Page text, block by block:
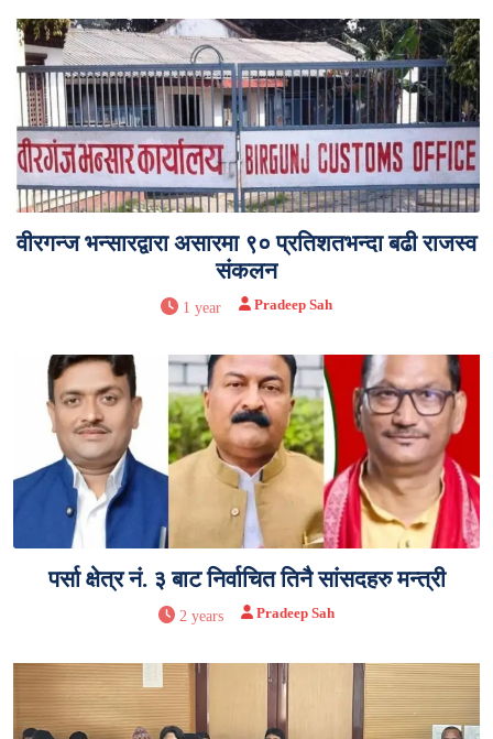
वीरगन्ज भन्सारद्वारा असारमा ९० प्रतिशतभन्दा बढी राजस्व
संकलन
1 year Pradeep Sah
पर्सा क्षेत्र नं. ३ बाट निर्वाचित तिनै सांसदहरु मन्त्री
2 years Pradeep Sah